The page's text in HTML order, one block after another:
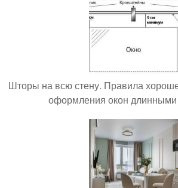
Шторы на всю стену. Правила
оформления окон